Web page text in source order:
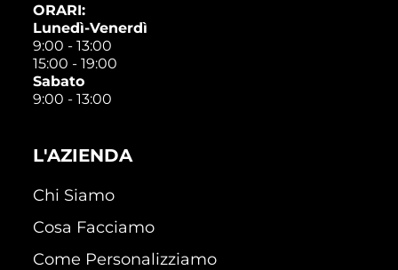
ORARI:
Lunedì-Venerdì
9:00 - 13:00
15:00 - 19:00
Sabato
9:00 - 13:00
L'AZIENDA
Chi Siamo
Cosa Facciamo
Come Personalizziamo